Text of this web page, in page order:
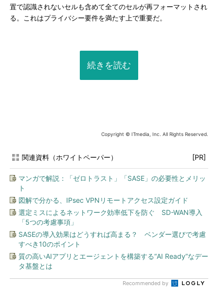
置で認識されないセルも含めて全てのセルが再フォーマットされ
る。これはプライバシー要件を満たす上で重要だ。
続きを読む
Copyright © ITmedia, Inc. All Rights Reserved.
関連資料（ホワイトペーパー） [PR]
マンガで解説：「ゼロトラスト」「SASE」の必要性とメリッ
ト
図解で分かる、IPsec VPNリモートアクセス設定ガイド
選定ミスによるネットワーク効率低下を防ぐ SD-WAN導入
「5つの考慮事項」
SASEの導入効果はどうすれば高まる？ ベンダー選びで考慮
すべき10のポイント
質の高いAIアプリとエージェントを構築する“AI Ready”なデー
タ基盤とは
Recommended by